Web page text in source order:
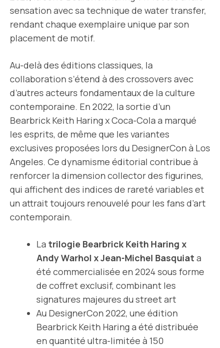
sensation avec sa technique de water transfer,
rendant chaque exemplaire unique par son
placement de motif.
Au-delà des éditions classiques, la
collaboration s’étend à des crossovers avec
d’autres acteurs fondamentaux de la culture
contemporaine. En 2022, la sortie d’un
Bearbrick Keith Haring x Coca-Cola a marqué
les esprits, de même que les variantes
exclusives proposées lors du DesignerCon à Los
Angeles. Ce dynamisme éditorial contribue à
renforcer la dimension collector des figurines,
qui affichent des indices de rareté variables et
un attrait toujours renouvelé pour les fans d’art
contemporain.
La trilogie Bearbrick Keith Haring x
Andy Warhol x Jean-Michel Basquiat a
été commercialisée en 2024 sous forme
de coffret exclusif, combinant les
signatures majeures du street art
Au DesignerCon 2022, une édition
Bearbrick Keith Haring a été distribuée
en quantité ultra-limitée à 150